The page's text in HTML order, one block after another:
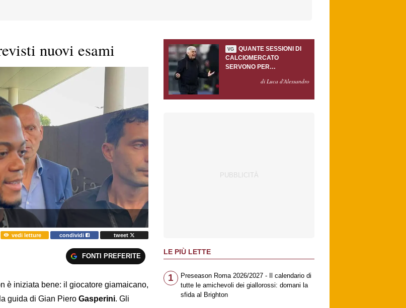
nuovi esami
vedi letture condividi
tweet
FONTI PREFERITE
è iniziata bene: il giocatore giamaicano,
guida di Gian Piero Gasperini. Gli
VG
QUANTE SESSIONI DI
CALCIOMERCATO
SERVONO PER
GASPERINI?di Luca d'Alessandro
LE PIÙ LETTE
1
Preseason Roma 2026/2027 - Il calendario di
tutte le amichevoli dei giallorossi: domani la
sfida al Brighton